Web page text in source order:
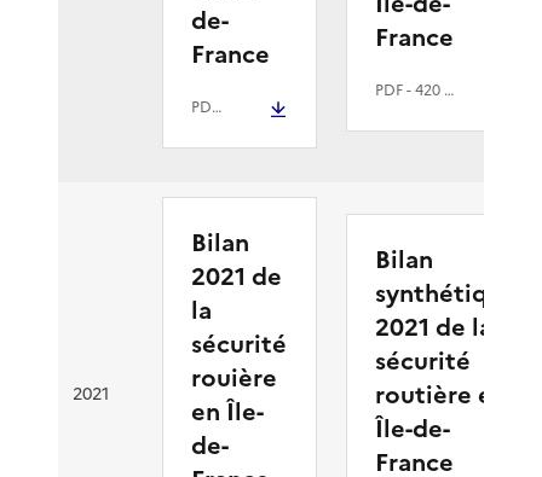
de-
France
PDF- 2.8 Mio
France
PDF- 420 kio
2021
Bilan
2021 de
la
sécurité
rouière
en Île-
de-
Bilan
synthétique
2021 de la
sécurité
routière en
Île-de-
France